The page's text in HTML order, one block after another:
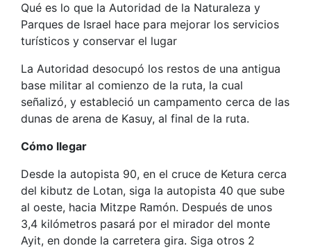
Qué es lo que la Autoridad de la Naturaleza y
Parques de Israel hace para mejorar los servicios
turísticos y conservar el lugar
La Autoridad desocupó los restos de una antigua
base militar al comienzo de la ruta, la cual
señalizó, y estableció un campamento cerca de las
dunas de arena de Kasuy, al final de la ruta.
Cómo llegar
Desde la autopista 90, en el cruce de Ketura cerca
del kibutz de Lotan, siga la autopista 40 que sube
al oeste, hacia Mitzpe Ramón. Después de unos
3,4 kilómetros pasará por el mirador del monte
Ayit, en donde la carretera gira. Siga otros 2